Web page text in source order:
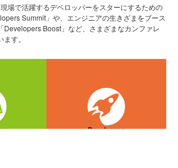
場で活躍するデベロッパーをスターにするための
Summit」や、エンジニアの生きざまをブース
Developers Boost」など、さまざまなカンファレ
す。